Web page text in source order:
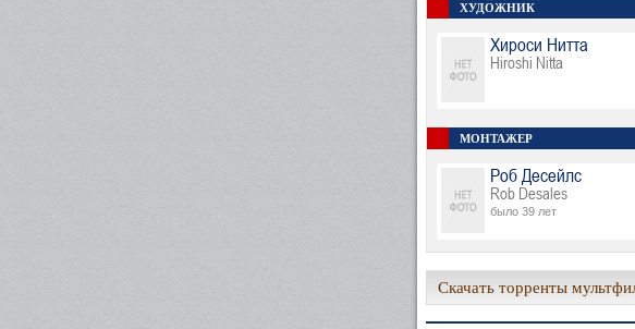
ХУДОЖНИК
Хироси Нитта
Hiroshi Nitta
МОНТАЖЕР
Роб Десейлс
Rob Desales
было 39 лет
Скачать торренты